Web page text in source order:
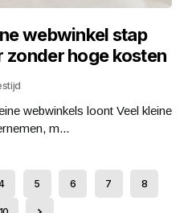
webwinkel stap
hoge kosten
webwinkels loont Veel kleine
m...
5 6 7 8